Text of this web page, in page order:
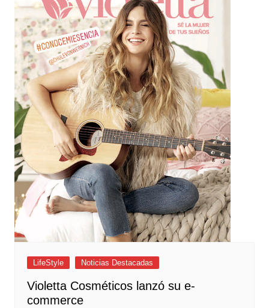
LifeStyle Noticias Destacadas
Violetta Cosméticos lanzó su e-
commerce